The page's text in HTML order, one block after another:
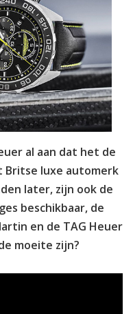
al aan dat het de
luxe automerk
later, zijn ook de
beschikbaar, de
en de TAG Heuer
moeite zijn?